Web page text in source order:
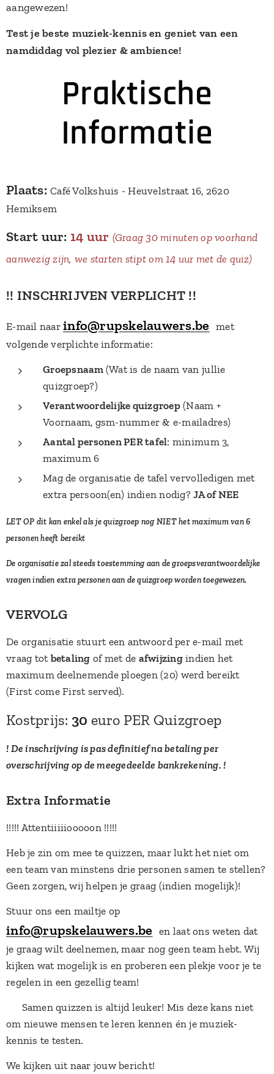
aangewezen!
Test je beste muziek-kennis en geniet van een
namdiddag vol plezier & ambience!
Praktische
Informatie
Plaats:Café Volkshuis - Heuvelstraat 16, 2620
Hemiksem
Start uur: 14 uur (Graag 30 minuten op voorhand
aanwezig zijn, we starten stipt om 14 uur met de quiz)
!! INSCHRIJVEN VERPLICHT !!
E-mail naarinfo@rupskelauwers.be
met
volgende verplichte informatie:
Groepsnaam (Wat is de naam van jullie
quizgroep?)
Verantwoordelijke quizgroep(Naam +
Voornaam, gsm-nummer & e-mailadres)
Aantal personen PER tafel: minimum 3,
maximum 6
Mag de organisatie de tafel vervolledigen met
extra persoon(en) indien nodig?JA of NEE
LET OP dit kan enkel als je quizgroep nog NIET het maximum van 6
personen heeft bereikt
De organisatie zal steeds toestemming aan de groepsverantwoordelijke
vragen indien extra personen aan de quizgroep wordentoegewezen.
VERVOLG
De organisatie stuurt een antwoord per e-mail met
vraag tot betaling of met de afwijzingindien het
maximum deelnemende ploegen (20) werd bereikt
(First come First served).
Kostprijs: 30 euro PER Quizgroep
! De inschrijving is pas definitief na betaling per
overschrijving op de meegedeelde bankrekening. !
Extra Informatie
!!!!! Attentiiiiiooooon !!!!!
Heb je zin om mee te quizzen, maar lukt het niet om
een team van minstens drie personen samen te stellen?
Geen zorgen, wij helpen je graag (indien mogelijk)! 🎉
Stuur ons een mailtje op
info@rupskelauwers.be en laat ons weten dat
je graag wilt deelnemen, maar nog geen team hebt. Wij
kijken wat mogelijk is en proberen een plekje voor je te
regelen in een gezellig team!
💡 Samen quizzen is altijd leuker! Mis deze kans niet
om nieuwe mensen te leren kennen én je muziek-
kennis te testen.
We kijken uit naar jouw bericht! ✨